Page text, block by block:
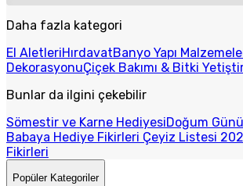
Daha fazla kategori
El AletleriHırdavatBanyo Yapı
DekorasyonuÇiçek Bakımı & Bitki
Bunlar da ilgini çekebilir
Sömestir ve Karne HediyesiDoğum
Babaya Hediye Fikirleri Çeyiz Listesi
Fikirleri
Popüler Kategoriler